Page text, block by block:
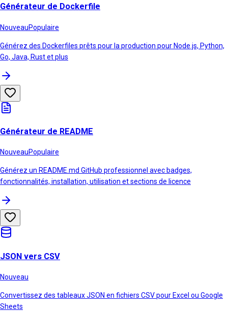
Générateur de Dockerfile
NouveauPopulaire
Générez des Dockerfiles prêts pour la production pour Node.js, Python,
Go, Java, Rust et plus
Générateur de README
NouveauPopulaire
Générez un README.md GitHub professionnel avec badges,
fonctionnalités, installation, utilisation et sections de licence
JSON vers CSV
Nouveau
Convertissez des tableaux JSON en fichiers CSV pour Excel ou Google
Sheets